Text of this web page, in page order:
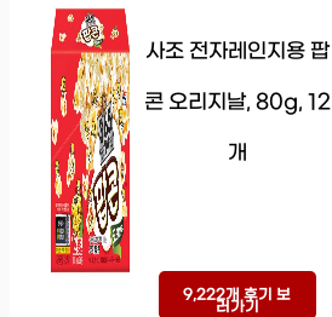
사조 전자레인지용 팝
콘 오리지날, 80g, 12
개
9,222개 후기 보
러가기